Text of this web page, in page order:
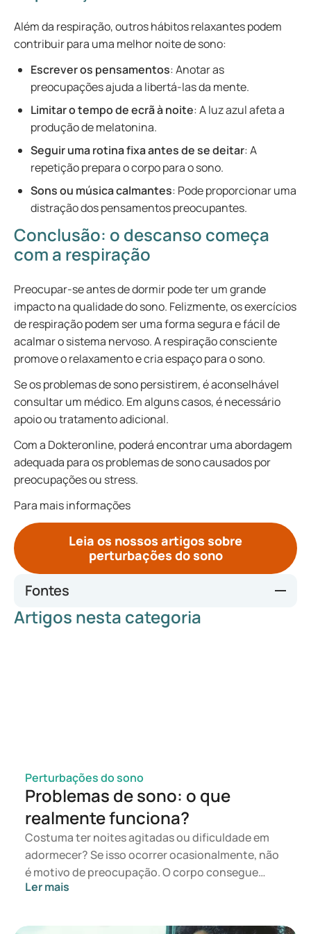
Além da respiração, outros hábitos relaxantes podem
contribuir para uma melhor noite de sono:
Escrever os pensamentos: Anotar as
preocupações ajuda a libertá-las da mente.
Limitar o tempo de ecrã à noite: A luz azul afeta a
produção de melatonina.
Seguir uma rotina fixa antes de se deitar: A
repetição prepara o corpo para o sono.
Sons ou música calmantes: Pode proporcionar uma
distração dos pensamentos preocupantes.
Conclusão: o descanso começa
com a respiração
Preocupar-se antes de dormir pode ter um grande
impacto na qualidade do sono. Felizmente, os exercícios
de respiração podem ser uma forma segura e fácil de
acalmar o sistema nervoso. A respiração consciente
promove o relaxamento e cria espaço para o sono.
Se os problemas de sono persistirem, é aconselhável
consultar um médico. Em alguns casos, é necessário
apoio ou tratamento adicional.
Com a Dokteronline, poderá encontrar uma abordagem
adequada para os problemas de sono causados por
preocupações ou stress.
Para mais informações
Leia os nossos artigos sobre
perturbações do sono
Fontes
https://www.health.harvard.edu/mind-and-mood/six-
Artigos nesta categoria
Perturbações do sono
Problemas de sono: o que
realmente funciona?
Costuma ter noites agitadas ou dificuldade em
adormecer? Se isso ocorrer ocasionalmente, não
é motivo de preocupação. O corpo consegue
recuperar-se por si só. Contudo, torna-se
crónico, conduzindo a sérios problemas de sono.
Ler mais